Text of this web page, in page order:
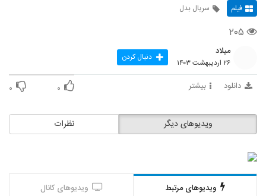
فیلم سریال بدل
۲۰۵
میلاد
۲۶ اردیبهشت ۱۴۰۳ دنبال کردن
دانلود بیشتر ۰ ۰
نظرات ویدیوهای دیگر
ویدیوهای مرتبط ویدیوهای کانال